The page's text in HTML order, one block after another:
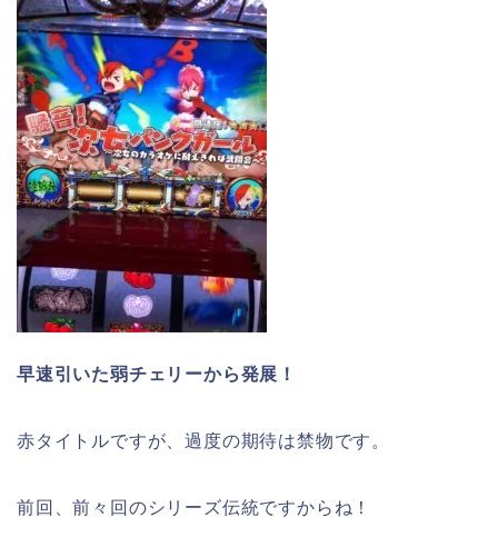
早速引いた弱チェリーから発展！
赤タイトルですが、過度の期待は禁物です。
前回、前々回のシリーズ伝統ですからね！